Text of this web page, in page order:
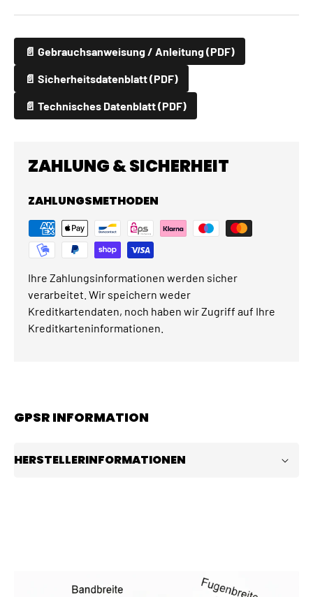
📄 Gebrauchsanweisung / Anleitung (PDF)
📄 Sicherheitsdatenblatt (PDF)
📄 Technisches Datenblatt (PDF)
ZAHLUNG & SICHERHEIT
ZAHLUNGSMETHODEN
Ihre Zahlungsinformationen werden sicher
verarbeitet. Wir speichern weder
Kreditkartendaten, noch haben wir Zugriff auf Ihre
Kreditkarteninformationen.
GPSR INFORMATION
HERSTELLERINFORMATIONEN